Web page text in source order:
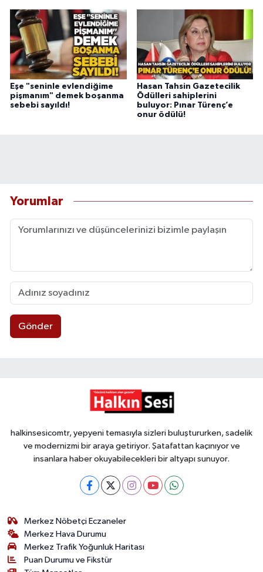
Eşe "seninle evlendiğime
pişmanım" demek boşanma
sebebi sayıldı!
Hasan Tahsin Gazetecilik
Ödülleri sahiplerini
buluyor: Pınar Türenç’e
onur ödülü!
Yorumlar
Gönder
halkinsesicomtr, yepyeni temasıyla sizleri buluştururken, sadelik
ve modernizmi bir araya getiriyor. Şatafattan kaçınıyor ve
insanlara haber okuyabilecekleri bir altyapı sunuyor.
Merkez Nöbetçi Eczaneler
Merkez Hava Durumu
Merkez Trafik Yoğunluk Haritası
Puan Durumu ve Fikstür